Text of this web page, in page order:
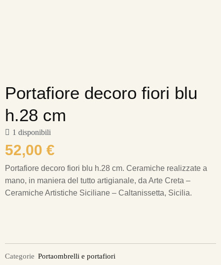
Portafiore decoro fiori blu
h.28 cm
1 disponibili
52,00 €
Portafiore decoro fiori blu h.28 cm. Ceramiche realizzate a
mano, in maniera del tutto artigianale, da Arte Creta –
Ceramiche Artistiche Siciliane – Caltanissetta, Sicilia.
Categorie Portaombrelli e portafiori